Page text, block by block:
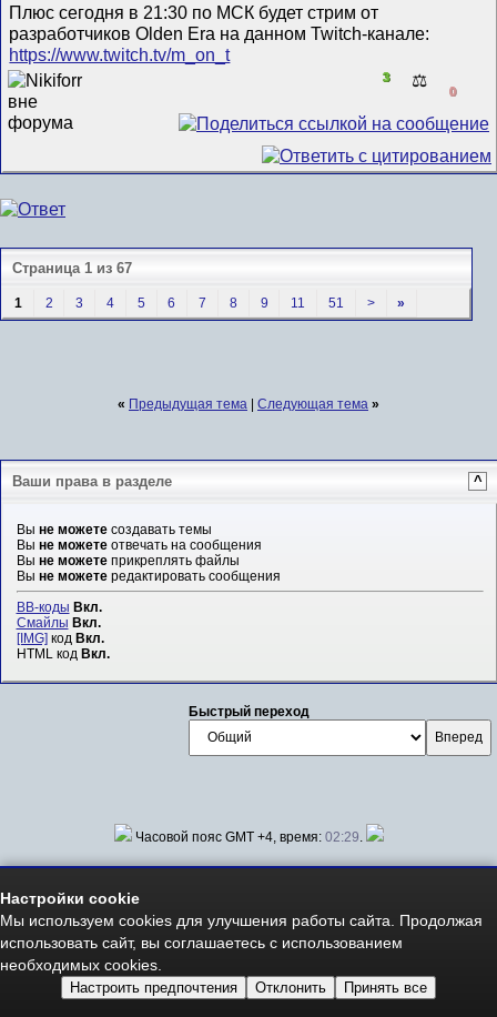
Плюс сегодня в 21:30 по МСК будет стрим от
разработчиков Olden Era на данном Twitch-канале:
https://www.twitch.tv/m_on_t
3 ⚖️
0
Страница 1 из 67
1 2 3 4 5 6 7 8 9 11 51 > »
« Предыдущая тема | Следующая тема »
Ваши права в разделе ^
Вы не можетесоздавать темы
Вы не можетеотвечать на сообщения
Вы не можетеприкреплять файлы
Вы не можетередактировать сообщения
BB-коды Вкл.
Смайлы Вкл.
[IMG] код Вкл.
HTML код Вкл.
Быстрый переход
Часовой пояс GMT +4, время: 02:29
Обратная связь https://heroesworld.ru
vBulletin v3.5.0, Copyright ©2000-2026, Jelsoft Enterprises Ltd. (Русский)
Настройки cookie
Мы используем cookies для улучшения работы сайта. Продолжая
использовать сайт, вы соглашаетесь с использованием
необходимых cookies.
Настроить предпочтения Отклонить Принять все